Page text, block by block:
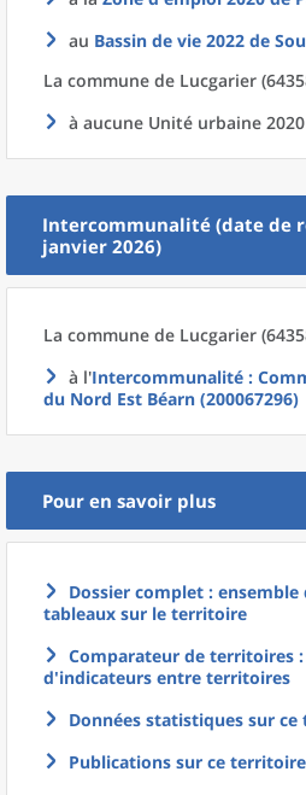
au Bassin de vie 2022 de
La commune de Lucgarier
à aucune Unité urbaine 2020
Intercommunalité (date de
janvier 2026)
La commune de Lucgarier
à l'Intercommunalité :
du Nord Est Béarn (200067296)
Pour en savoir plus
Dossier complet :
tableaux sur le territoire
Comparateur de territoires
d'indicateurs entre territoires
Données statistiques sur
Publications sur ce territoire